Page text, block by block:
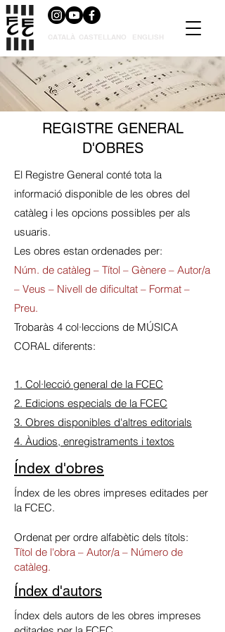
CATALÀ CASTELLANO ENGLISH
REGISTRE GENERAL
D'OBRES
El Registre General conté tota la
informació disponible de les obres del
catàleg i les opcions possibles per als
usuaris.
Les obres estan ordenades per:
Núm. de catàleg – Títol – Gènere – Autor/a
– Veus – Nivell de dificultat – Format –
Preu.
Trobaràs 4 col·leccions de MÚSICA
CORAL diferents:
1. Col·lecció general de la FCEC
2. Edicions especials de la FCEC
3. Obres disponibles d'altres editorials
4. Àudios, enregistraments i textos
Índex d'obres
Índex de les obres impreses editades per
la FCEC.
Ordenat per ordre alfabètic dels títols:
Títol de l'obra – Autor/a – Número de
catàleg.
Índex d'autors
Índex dels autors de les obres impreses